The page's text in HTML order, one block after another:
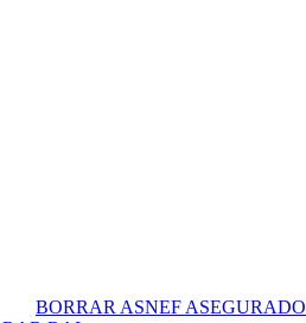
BORRAR ASNEF